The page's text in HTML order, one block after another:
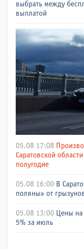
выбрать между
выплатой
05.08 17:08
Саратовской
полугодие
05.08 16:00 В
поляны» от
05.08 13:00 Цены на
5% за июль